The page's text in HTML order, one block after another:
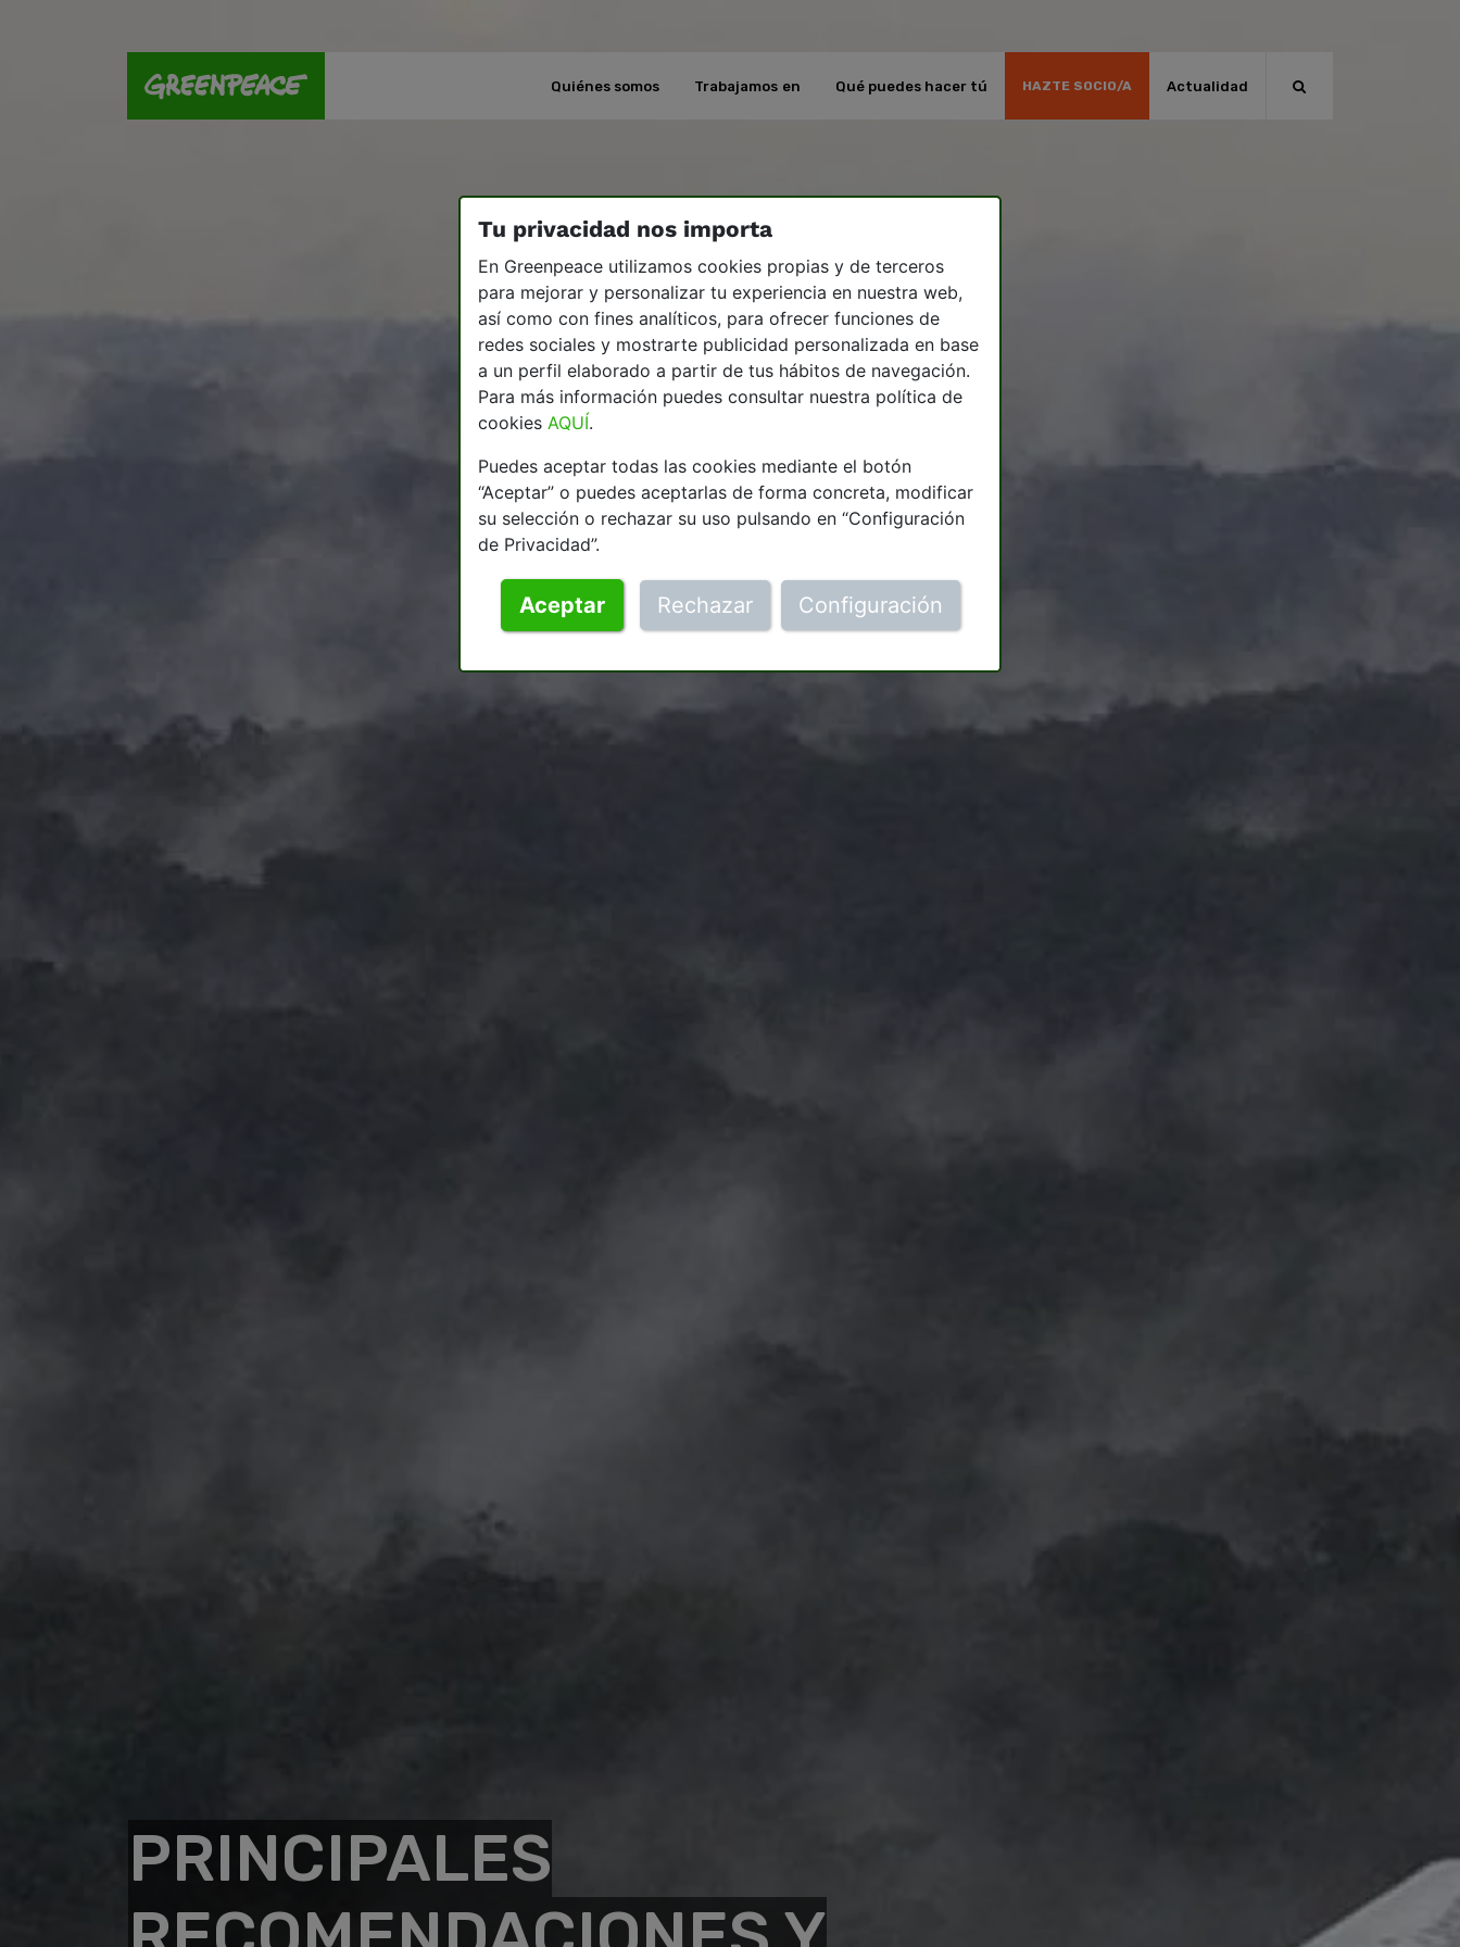
Quiénes somos Trabajamos en Qué puedes hacer tú HAZTE SOCIO/A Actualidad
PRINCIPALES
Tu privacidad nos importa
En Greenpeace utilizamos cookies propias y de terceros
para mejorar y personalizar tu experiencia en nuestra web,
así como con fines analíticos, para ofrecer funciones de
redes sociales y mostrarte publicidad personalizada en base
a un perfil elaborado a partir de tus hábitos de navegación.
Para más información puedes consultar nuestra política de
cookies AQUÍ.
Puedes aceptar todas las cookies mediante el botón
“Aceptar” o puedes aceptarlas de forma concreta, modificar
su selección o rechazar su uso pulsando en “Configuración
de Privacidad”.
Aceptar Rechazar Configuración